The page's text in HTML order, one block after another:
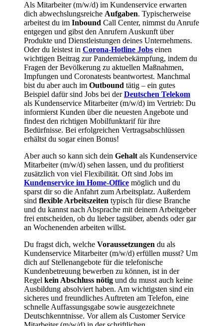
Als Mitarbeiter(m/w/d) im Kundenservice erwarten
dich abwechslungsreiche Aufgaben. Typischerweise
arbeitest du im Inbound Call Center, nimmst du Anrufe
entgegen und gibst den Anrufern Auskunft über
Produkte und Dienstleistungen deines Unternehmens.
Oder du leistest in Corona-Hotline Jobs einen
wichtigen Beitrag zur Pandemiebekämpfung, indem du
Fragen der Bevölkerung zu aktuellen Maßnahmen,
Impfungen und Coronatests beantwortest. Manchmal
bist du aber auch im Outbound tätig – ein gutes
Beispiel dafür sind Jobs bei derDeutschen Telekom
als Kundenservice Mitarbeiter(m/w/d) im Vertrieb: Du
informierst Kunden über die neuesten Angebote und
findest den richtigen Mobilfunktarif für ihre
Bedürfnisse. Bei erfolgreichen Vertragsabschlüssen
erhältst du sogar einen Bonus!
Aber auch so kann sich dein Gehalt als Kundenservice
Mitarbeiter(m/w/d) sehen lassen, und du profitierst
zusätzlich von viel Flexibilität. Oft sind Jobs im
Kundenservice im Home-Office möglich und du
sparst dir so die Anfahrt zum Arbeitsplatz. Außerdem
sind flexible Arbeitszeiten typisch für diese Branche
und du kannst nach Absprache mit deinem Arbeitgeber
frei entscheiden, ob du lieber tagsüber, abends oder gar
an Wochenenden arbeiten willst.
Du fragst dich, welche Voraussetzungen du als
Kundenservice Mitarbeiter (m/w/d) erfüllen musst? Um
dich auf Stellenangebote für die telefonische
Kundenbetreuung bewerben zu können, ist in der
Regel kein Abschluss nötig und du musst auch keine
Ausbildung absolviert haben. Am wichtigsten sind ein
sicheres und freundliches Auftreten am Telefon, eine
schnelle Auffassungsgabe sowie ausgezeichnete
Deutschkenntnisse. Vor allem als Customer Service